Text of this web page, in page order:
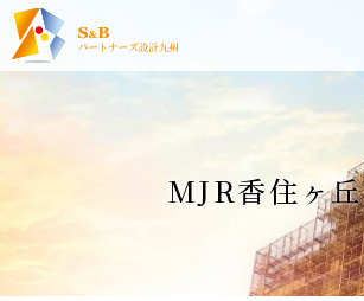
マンション管理組合の皆様へ
大規模修繕コンサルタント業務
MJR香住ヶ丘